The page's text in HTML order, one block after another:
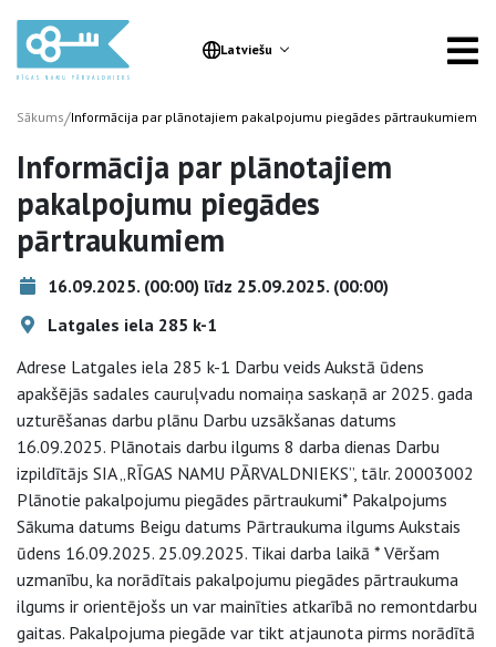
Latviešu
Sākums/Informācija par plānotajiem pakalpojumu piegādes pārtraukumiem
Informācija par plānotajiem
pakalpojumu piegādes
pārtraukumiem
16.09.2025. (00:00) līdz 25.09.2025. (00:00)
Latgales iela 285 k-1
Adrese Latgales iela 285 k-1 Darbu veids Aukstā ūdens
apakšējās sadales cauruļvadu nomaiņa saskaņā ar 2025. gada
uzturēšanas darbu plānu Darbu uzsākšanas datums
16.09.2025. Plānotais darbu ilgums 8 darba dienas Darbu
izpildītājs SIA „RĪGAS NAMU PĀRVALDNIEKS”, tālr. 20003002
Plānotie pakalpojumu piegādes pārtraukumi* Pakalpojums
Sākuma datums Beigu datums Pārtraukuma ilgums Aukstais
ūdens 16.09.2025. 25.09.2025. Tikai darba laikā * Vēršam
uzmanību, ka norādītais pakalpojumu piegādes pārtraukuma
ilgums ir orientējošs un var mainīties atkarībā no remontdarbu
gaitas. Pakalpojuma piegāde var tikt atjaunota pirms norādītā